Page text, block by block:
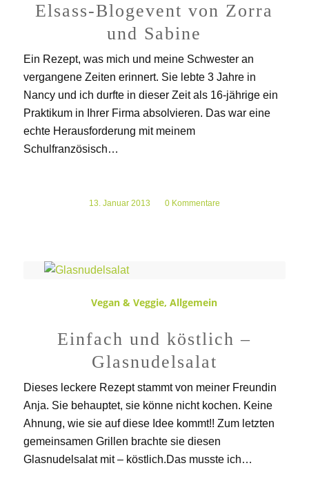
Elsass-Blogevent von Zorra
und Sabine
Ein Rezept, was mich und meine Schwester an
vergangene Zeiten erinnert. Sie lebte 3 Jahre in
Nancy und ich durfte in dieser Zeit als 16-jährige ein
Praktikum in Ihrer Firma absolvieren. Das war eine
echte Herausforderung mit meinem
Schulfranzösisch…
13. Januar 2013
/ 0 Kommentare
Vegan & Veggie,Allgemein
Einfach und köstlich –
Glasnudelsalat
Dieses leckere Rezept stammt von meiner Freundin
Anja. Sie behauptet, sie könne nicht kochen. Keine
Ahnung, wie sie auf diese Idee kommt!! Zum letzten
gemeinsamen Grillen brachte sie diesen
Glasnudelsalat mit – köstlich.Das musste ich…